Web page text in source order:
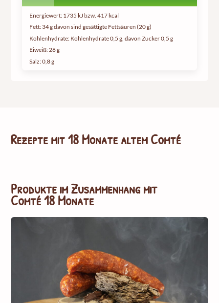
Energiewert: 1735 kJ bzw. 417 kcal
Fett: 34 g davon sind gesättigte Fettsäuren (20 g)
Kohlenhydrate: Kohlenhydrate 0,5 g, davon Zucker 0,5 g
Eiweiß: 28 g
Salz: 0,8 g
Rezepte mit18 Monate altem Comté
Produkte im Zusammenhang mit
Comté 18 Monate